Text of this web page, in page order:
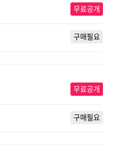
무료공개
구매필요
무료공개
구매필요